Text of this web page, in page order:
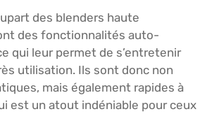
des blenders haute
des fonctionnalités auto-
qui leur permet de s’entretenir
utilisation. Ils sont donc non
mais également rapides à
est un atout indéniable pour ceux